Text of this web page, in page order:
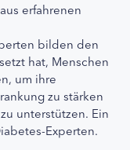
aus erfahrenen
bilden den
hat, Menschen
um ihre
zu stärken
unterstützen. Ein
Experten.